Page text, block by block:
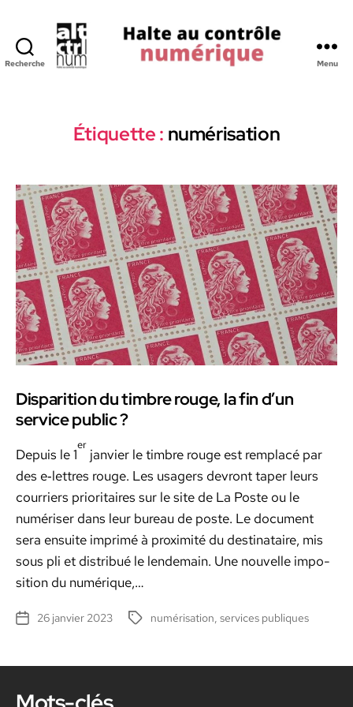
Recherche
Numerique
Menu
Étiquette : numérisation
Disparition du timbre rouge, la fin d’un
service public ?
Depuis le 1
er
jan­vi­er le tim­bre rouge est rem­placé par
des e‑lettres rouge. Les usagers devront taper leurs
cour­ri­ers pri­or­i­taires sur le site de La Poste ou le
numéris­er dans leur bureau de poste. Le doc­u­ment
sera ensuite imprimé à prox­im­ité du des­ti­nataire, mis
sous pli et dis­tribué le lende­main. Une nou­velle impo­
si­tion du numérique,…
Date26 janvier 2023 Étiquettes
numérisation, services publiques